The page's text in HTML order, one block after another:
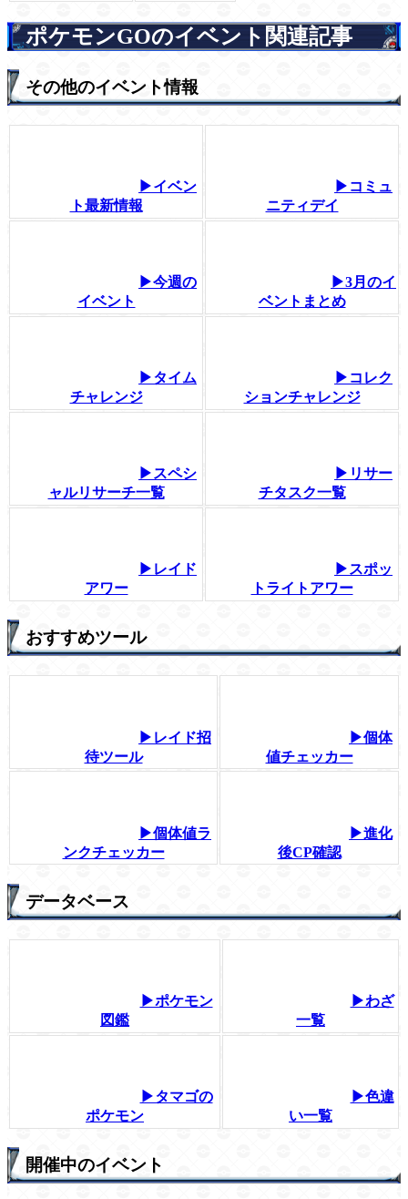
ポケモンGOのイベント関連記事
その他のイベント情報
▶イベン
ト最新情報
▶コミュ
ニティデイ
▶今週の
イベント
▶3月のイ
ベントまとめ
▶タイム
チャレンジ
▶コレク
ションチャレンジ
▶スペシ
ャルリサーチ一覧
▶リサー
チタスク一覧
▶レイド
アワー
▶スポッ
トライトアワー
おすすめツール
▶レイド招
待ツール
▶個体
値チェッカー
▶個体値ラ
ンクチェッカー
▶進化
後CP確認
データベース
▶ポケモン
図鑑
▶わざ
一覧
▶タマゴの
ポケモン
▶色違
い一覧
開催中のイベント